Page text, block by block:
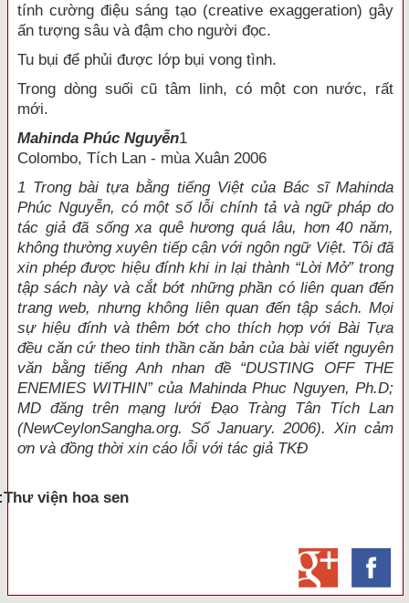
tính cường điệu sáng tạo (creative exaggeration) gây
ấn tượng sâu và đậm cho người đọc.
Tu bụi để phủi được lớp bụi vong tình.
Trong dòng suối cũ tâm linh, có một con nước, rất
mới.
Mahinda Phúc Nguyễn1
Colombo, Tích Lan - mùa Xuân 2006
1 Trong bài tựa bằng tiếng Việt của Bác sĩ Mahinda
Phúc Nguyễn, có một số lỗi chính tả và ngữ pháp do
tác giả đã sống xa quê hương quá lâu, hơn 40 năm,
không thường xuyên tiếp cận với ngôn ngữ Việt. Tôi đã
xin phép được hiệu đính khi in lại thành “Lời Mở” trong
tập sách này và cắt bớt những phần có liên quan đến
trang web, nhưng không liên quan đến tập sách. Mọi
sự hiệu đính và thêm bớt cho thích hợp với Bài Tựa
đều căn cứ theo tinh thần căn bản của bài viết nguyên
văn bằng tiếng Anh nhan đề “DUSTING OFF THE
ENEMIES WITHIN” của Mahinda Phuc Nguyen, Ph.D;
MD đăng trên mạng lưới Đạo Tràng Tân Tích Lan
(NewCeylonSangha.org. Số January. 2006). Xin cảm
ơn và đồng thời xin cáo lỗi với tác giả TKĐ
viện hoa sen